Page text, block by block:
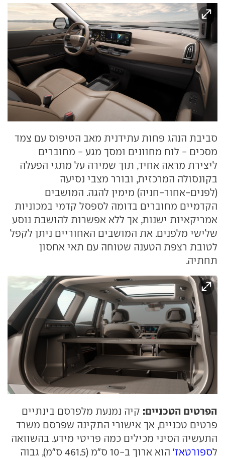
סביבת הנהג פחות עתידנית מאב הטיפוס עם צמד
מסכים - לוח מחוונים ומסך מגע - מחוברים
ליצירת מראה אחיד, תוך שמירה על מתגי הפעלה
בקונסולה המרכזית, ובורר מצבי נסיעה
(לפנים-אחור-חניה) מימין להגה. המושבים
הקדמיים מחוברים בדומה לספסל קדמי במכוניות
אמריקאיות ישנות, אך ללא אפשרות להושבת נוסע
שלישי מלפנים. את המושבים האחוריים ניתן לקפל
לטובת רצפת הטענה שטוחה עם תאי אחסון
תחתיה.
הפרטים הטכניים: קיה נמנעת מלפרסם בינתיים
פרטים טכניים, אך אישורי התקינה שפרסם משרד
התעשיה הסיני מכילים כמה פריטי מידע. בהשוואה
לספורטאז' הוא ארוך ב-10 ס"מ (461.5 ס"מ), גבוה